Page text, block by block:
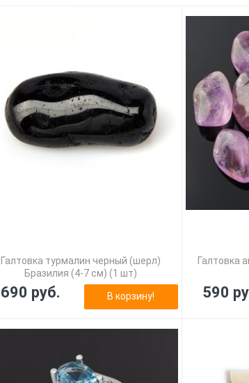
Галтовка турмалин черный (шерл)
Бразилия (4-7 см) (1 шт)
690 руб. В корзину!
Галтовка
590